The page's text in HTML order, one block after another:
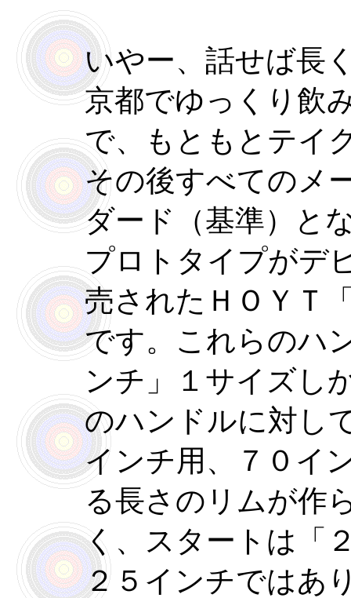
いやー、話せば長
京都でゆっくり飲
で、もともとテイ
その後すべてのメ
ダード（基準）と
プロトタイプがデ
売されたＨＯＹＴ
です。これらのハ
ンチ」１サイズし
のハンドルに対し
インチ用、７０イ
る長さのリムが作
く、スタートは「
２５インチではあ